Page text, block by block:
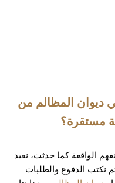
المظالم من
مستقرة؟
الواقعة كما حدثت، نعيد
نكتب الدفوع والطلبات